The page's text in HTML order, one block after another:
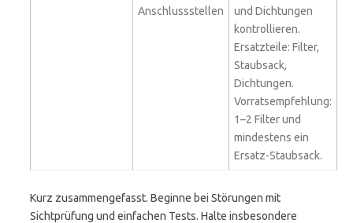
Anschlussstellen
und Dichtungen
kontrollieren.
Ersatzteile: Filter,
Staubsack,
Dichtungen.
Vorratsempfehlung:
1–2 Filter und
mindestens ein
Ersatz-Staubsack.
Kurz zusammengefasst. Beginne bei Störungen mit
Sichtprüfung und einfachen Tests. Halte insbesondere